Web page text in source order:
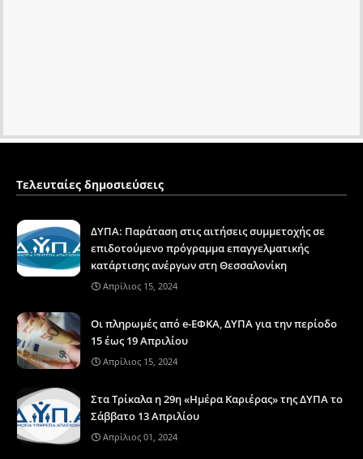
Τελευταίες δημοσιεύσεις
ΔΥΠΑ: Παράταση στις αιτήσεις συμμετοχής σε
επιδοτούμενο πρόγραμμα επαγγελματικής
κατάρτισης ανέργων στη Θεσσαλονίκη
Απρίλιος 15, 2024
Οι πληρωμές από e-ΕΦΚΑ, ΔΥΠΑ για την περίοδο
15 έως 19 Απριλίου
Απρίλιος 15, 2024
Στα Τρίκαλα η 29η «Ημέρα Καριέρας» της ΔΥΠΑ το
Σάββατο 13 Απριλίου
Απρίλιος 01, 2024